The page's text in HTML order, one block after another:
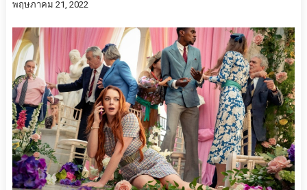
พฤษภาคม 21, 2022